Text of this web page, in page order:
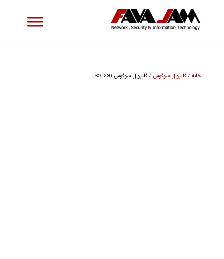
خانه/ فایروال سوفوس/ فایروال سوفوس SG 230